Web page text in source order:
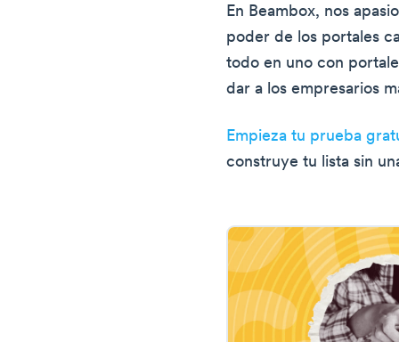
En Beambox, nos
poder de los portales
todo en uno con
dar a los empresarios
Empieza tu prueba
construye tu lista sin